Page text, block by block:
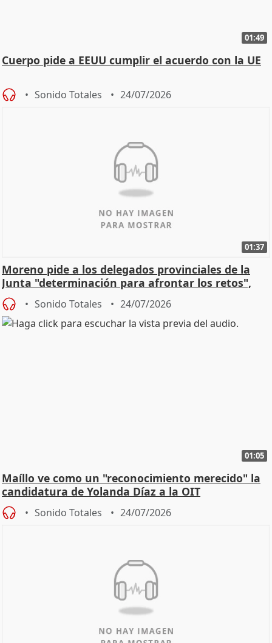
01:49
Cuerpo pide a EEUU cumplir el acuerdo con la UE
Sonido Totales 24/07/2026
01:37
Moreno pide a los delegados provinciales de la
Junta "determinación para afrontar los retos",
diálog
Sonido Totales 24/07/2026
01:05
Maíllo ve como un "reconocimiento merecido" la
candidatura de Yolanda Díaz a la OIT
Sonido Totales 24/07/2026